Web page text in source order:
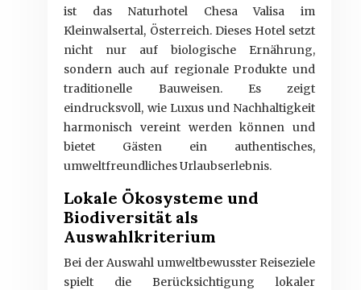
ist das Naturhotel Chesa Valisa im
Kleinwalsertal, Österreich. Dieses Hotel setzt
nicht nur auf biologische Ernährung,
sondern auch auf regionale Produkte und
traditionelle Bauweisen. Es zeigt
eindrucksvoll, wie Luxus und Nachhaltigkeit
harmonisch vereint werden können und
bietet Gästen ein authentisches,
umweltfreundliches Urlaubserlebnis.
Lokale Ökosysteme und
Biodiversität als
Auswahlkriterium
Bei der Auswahl umweltbewusster Reiseziele
spielt die Berücksichtigung lokaler